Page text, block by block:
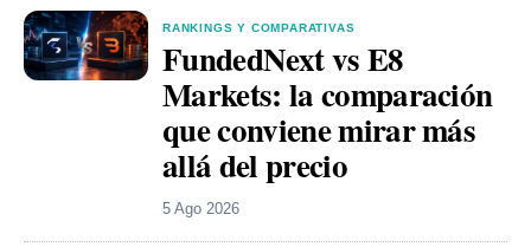
RANKINGS Y COMPARATIVAS
FundedNext vs E8
Markets: la comparación
que conviene mirar más
allá del precio
5 Ago 2026